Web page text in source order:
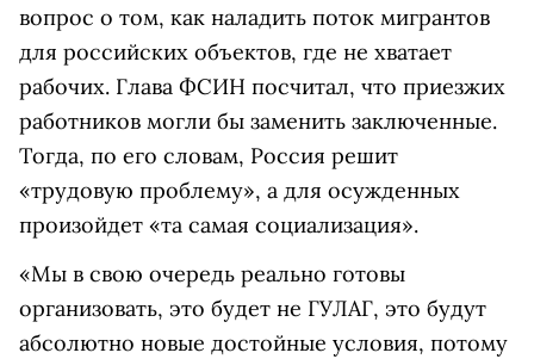
вопрос о том, как наладить поток мигрантов
для российских объектов, где не хватает
рабочих. Глава ФСИН посчитал, что приезжих
работников могли бы заменить заключенные.
Тогда, по его словам, Россия решит
«трудовую проблему», а для осужденных
произойдет «та самая социализация».
«Мы в свою очередь реально готовы
организовать, это будет не ГУЛАГ, это будут
абсолютно новые достойные условия, потому